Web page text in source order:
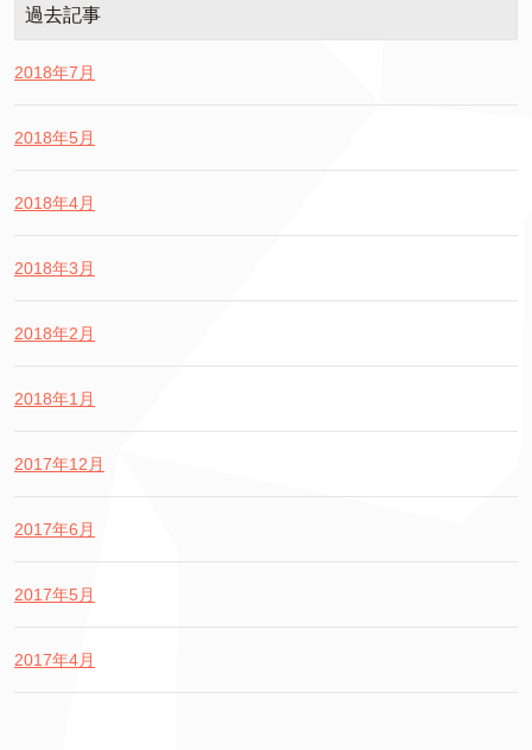
過去記事
2018年7月
2018年5月
2018年4月
2018年3月
2018年2月
2018年1月
2017年12月
2017年6月
2017年5月
2017年4月